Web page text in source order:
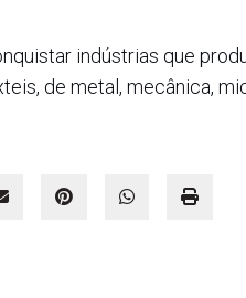
indústrias que
de metal, mecânica,